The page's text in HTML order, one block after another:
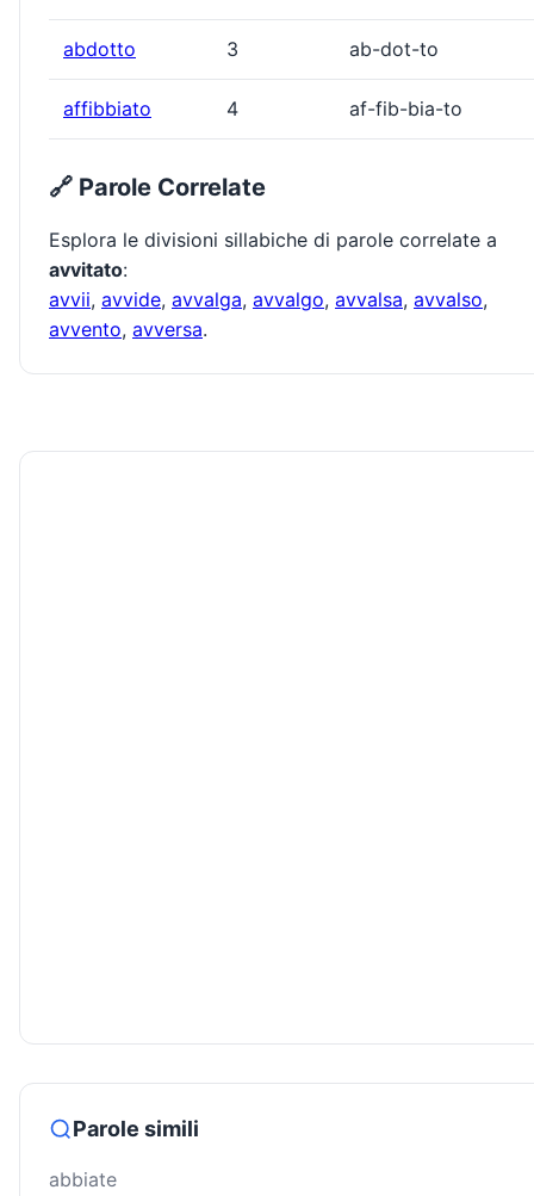
abdotto 3 ab-dot-to
affibbiato 4 af-fib-bia-to
🔗 Parole Correlate
Esplora le divisioni sillabiche di parole correlate a
avvitato:
avvii, avvide, avvalga, avvalgo, avvalsa, avvalso,
avvento, avversa.
Parole simili
abbiate